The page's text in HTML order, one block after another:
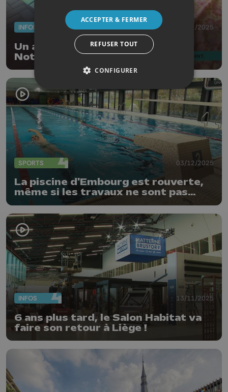
INFOS 11/12/2025
Un action symbolique à l’église
Notre-Dame Auxiliatrice pour
interpeller les autorités
SPORTS 03/12/2025
La piscine d'Embourg est rouverte,
même si les travaux ne sont pas
INFOS 13/11/2025
6 ans plus tard, le Salon Habitat va
faire son retour à Liège !
ACCEPTER & FERMER
REFUSER TOUT
CONFIGURER